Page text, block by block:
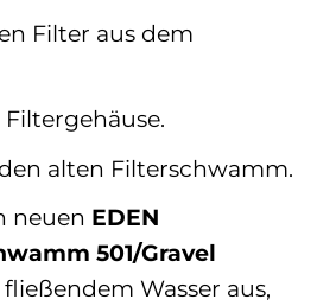
Filter aus dem
Filtergehäuse.
alten Filterschwamm.
neuen EDEN
501/Gravel
Wasser aus,